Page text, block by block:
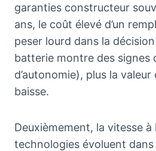
garanties constructeur
ans, le coût élevé d’un
peser lourd dans la décision
batterie montre des signes
d’autonomie), plus la
baisse.
Deuxièmement, la vitesse à
technologies évoluent